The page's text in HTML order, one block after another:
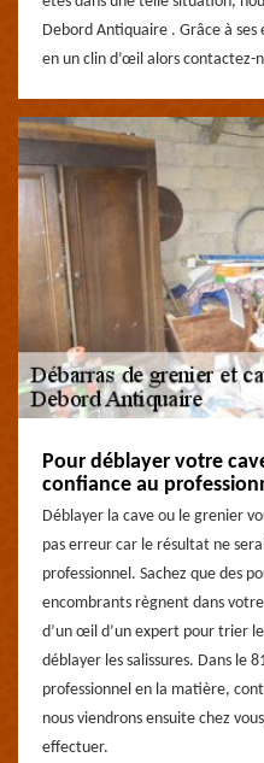
Debord Antiquaire . Grâce à
en un clin d’œil alors contactez-
Pour déblayer votre
confiance au
Déblayer la cave ou le grenier
pas erreur car le résultat ne
professionnel. Sachez que des
encombrants règnent dans
d’un œil d’un expert pour trier
déblayer les salissures. Dans le
professionnel en la matière,
nous viendrons ensuite chez
effectuer.